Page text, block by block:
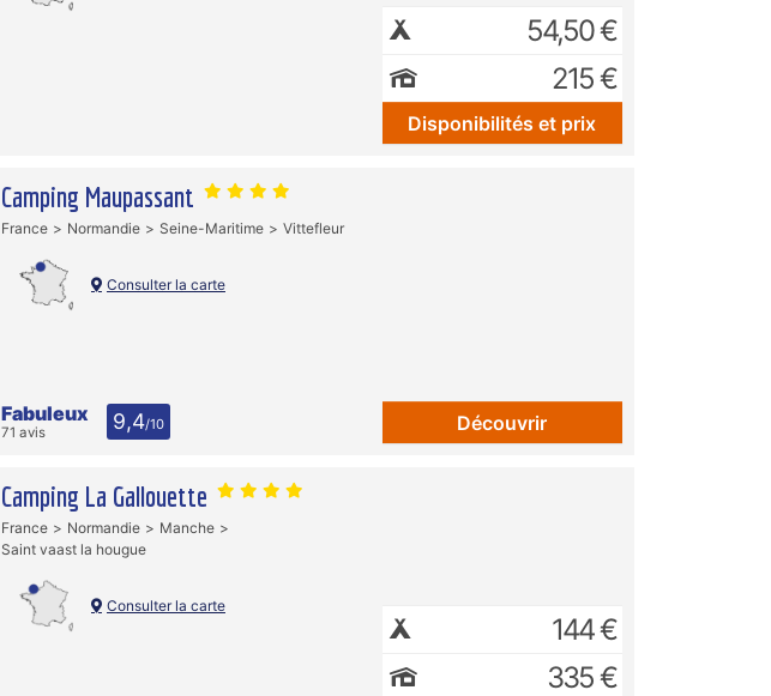
54,50 €
215 €
Disponibilités et prix
Camping Maupassant
France Normandie Seine-Maritime Vittefleur
Consulter la carte
Fabuleux
71 avis 9,4/10 Découvrir
Camping La Gallouette
France Normandie
Manche
Saint vaast la hougue
Consulter la carte
144 €
335 €